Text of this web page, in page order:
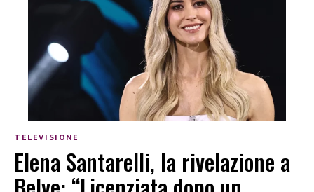
TELEVISIONE
Elena Santarelli, la rivelazione a